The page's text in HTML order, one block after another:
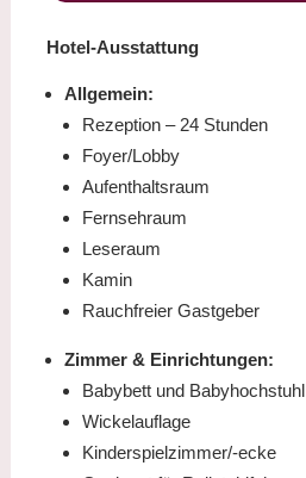
Hotel-Ausstattung
Allgemein:
Rezeption – 24 Stunden
Foyer/Lobby
Aufenthaltsraum
Fernsehraum
Leseraum
Kamin
Rauchfreier Gastgeber
Zimmer & Einrichtungen:
Babybett und Babyhochstuhl
Wickelauflage
Kinderspielzimmer/-ecke